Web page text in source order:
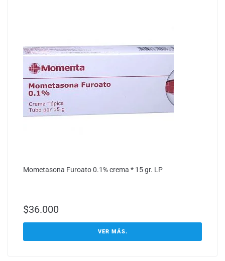
Mometasona Furoato 0.1% crema * 15 gr. LP
$36.000
VER MÁS.